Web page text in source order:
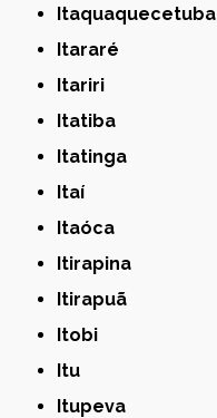
Itaquaquecetuba
Itararé
Itariri
Itatiba
Itatinga
Itaí
Itaóca
Itirapina
Itirapuã
Itobi
Itu
Itupeva